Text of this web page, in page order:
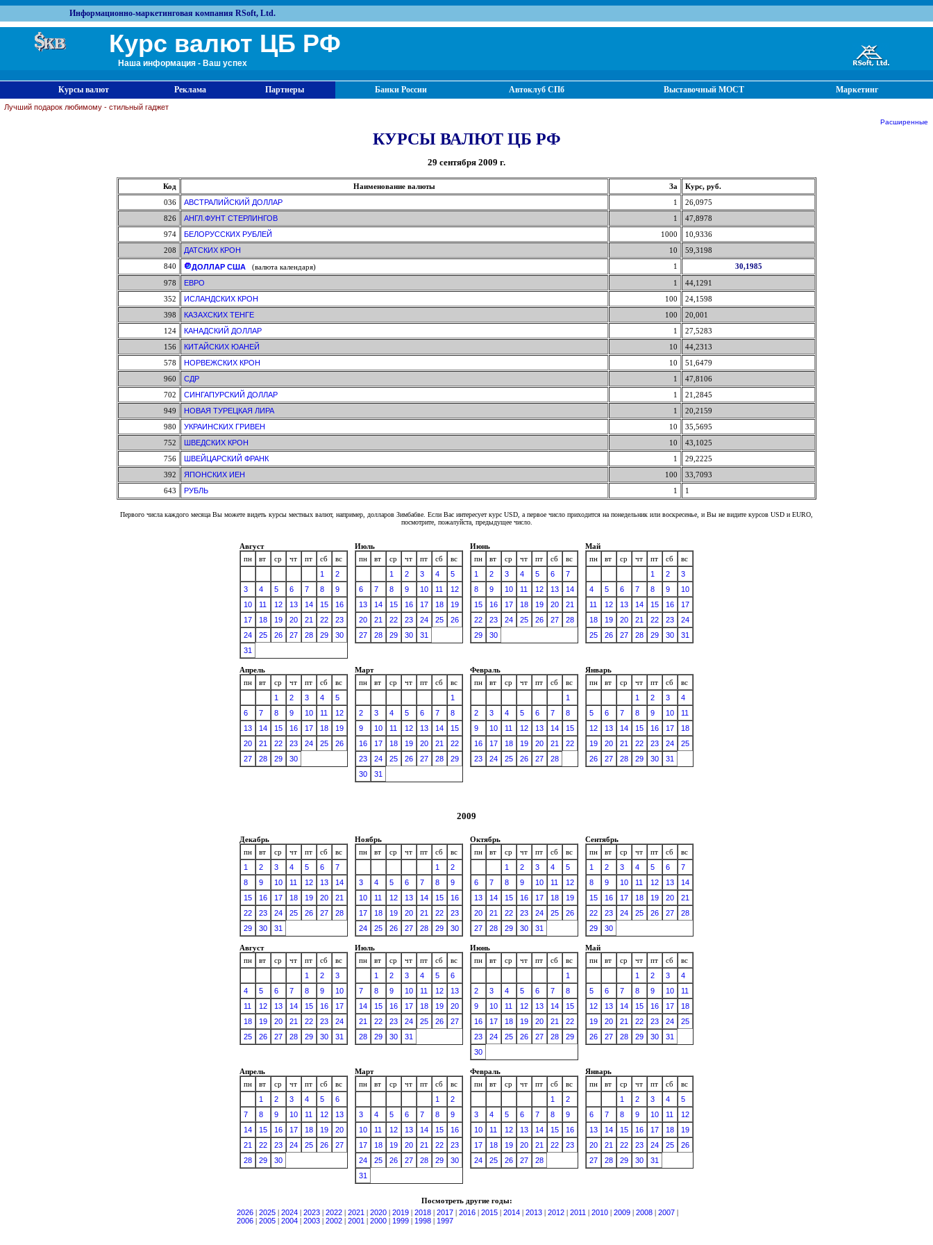
Информационно-маркетинговая компания RSoft, Ltd.
Курс валют ЦБ РФ
Наша информация - Ваш успех
Курсы валют Реклама Партнеры Банки России Автоклуб СПб Выставочный МОСТ Маркетинг
Лучший подарок любимому - стильный гаджет
Расширенные
КУРСЫ ВАЛЮТ ЦБ РФ
29 сентября 2009 г.
Код Наименование валюты За
Курс, руб.
036
АВСТРАЛИЙСКИЙ ДОЛЛАР 1
26,0975
826
АНГЛ.ФУНТ СТЕРЛИНГОВ 1
47,8978
974
БЕЛОРУССКИХ РУБЛЕЙ 1000
10,9336
208
ДАТСКИХ КРОН 10
59,3198
840
ДОЛЛАР США (валюта календаря) 1
30,1985
978
ЕВРО 1
44,1291
352
ИСЛАНДСКИХ КРОН 100
24,1598
398
КАЗАХСКИХ ТЕНГЕ 100
20,001
124
КАНАДСКИЙ ДОЛЛАР 1
27,5283
156
КИТАЙСКИХ ЮАНЕЙ 10
44,2313
578
НОРВЕЖСКИХ КРОН 10
51,6479
960
СДР 1
47,8106
702
СИНГАПУРСКИЙ ДОЛЛАР 1
21,2845
949
НОВАЯ ТУРЕЦКАЯ ЛИРА 1
20,2159
980
УКРАИНСКИХ ГРИВЕН 10
35,5695
752
ШВЕДСКИХ КРОН 10
43,1025
756
ШВЕЙЦАРСКИЙ ФРАНК 1
29,2225
392
ЯПОНСКИХ ИЕН 100
33,7093
643
РУБЛЬ 1 1
Первого числа каждого месяца Вы можете видеть курсы местных валют, например, долларов Зимбабве. Если Вас интересует курс USD, а первое число приходится на понедельник или воскресенье, и Вы не видите курсов USD и EURO,
посмотрите, пожалуйста, предыдущее число.
Август
пн
вт ср чт пт сб
вс
1
2
3
4 5 6 7 8
9
10
11 12 13 14 15
16
17
18 19 20 21 22
23
24
25 26 27 28 29
30
31
Июль
пн
вт ср чт пт сб
вс
1
2 3 4
5
6
7 8 9 10 11
12
13
14 15 16 17 18
19
20
21 22 23 24 25
26
27
28 29 30 31
Июнь
пн
вт ср чт пт сб
вс
1
2 3 4 5 6
7
8
9 10 11 12 13
14
15
16 17 18 19 20
21
22
23 24 25 26 27
28
29
30
Май
пн
вт ср чт пт сб
вс
1
2
3
4
5 6 7 8 9
10
11
12 13 14 15 16
17
18
19 20 21 22 23
24
25
26 27 28 29 30 31
Апрель
пн
вт ср чт пт сб
вс
1
2 3 4
5
6
7 8 9 10 11
12
13
14 15 16 17 18
19
20
21 22 23 24 25
26
27
28 29 30
Март
пн
вт ср чт пт сб
вс
1
2
3 4 5 6 7
8
9
10 11 12 13 14
15
16
17 18 19 20 21
22
23
24 25 26 27 28
29
30
31
Февраль
пн
вт ср чт пт сб
вс
1
2
3 4 5 6 7
8
9
10 11 12 13 14
15
16
17 18 19 20 21
22
23
24 25 26 27 28
Январь
пн
вт ср чт пт сб
вс
1
2 3
4
5
6 7 8 9 10
11
12
13 14 15 16 17
18
19
20 21 22 23 24
25
26
27 28 29 30 31
2009
Декабрь
пн
вт ср чт пт сб
вс
1
2 3 4 5 6
7
8
9 10 11 12 13
14
15
16 17 18 19 20
21
22
23 24 25 26 27
28
29
30 31
Ноябрь
пн
вт ср чт пт сб
вс
1
2
3
4 5 6 7 8
9
10
11 12 13 14 15
16
17
18 19 20 21 22
23
24
25 26 27 28 29 30
Октябрь
пн
вт ср чт пт сб
вс
1
2 3 4
5
6
7 8 9 10 11
12
13
14 15 16 17 18
19
20
21 22 23 24 25
26
27
28 29 30 31
Сентябрь
пн
вт ср чт пт сб
вс
1
2 3 4 5 6
7
8
9 10 11 12 13
14
15
16 17 18 19 20
21
22
23 24 25 26 27
28
29
30
Август
пн
вт ср чт пт сб
вс
1
2
3
4
5 6 7 8 9
10
11
12 13 14 15 16
17
18
19 20 21 22 23
24
25
26 27 28 29 30 31
Июль
пн
вт ср чт пт сб
вс
1
2 3 4 5
6
7
8 9 10 11 12
13
14
15 16 17 18 19
20
21
22 23 24 25 26
27
28
29 30 31
Июнь
пн
вт ср чт пт сб
вс
1
2
3 4 5 6 7
8
9
10 11 12 13 14
15
16
17 18 19 20 21
22
23
24 25 26 27 28
29
30
Май
пн
вт ср чт пт сб
вс
1
2 3
4
5
6 7 8 9 10
11
12
13 14 15 16 17
18
19
20 21 22 23 24
25
26
27 28 29 30 31
Апрель
пн
вт ср чт пт сб
вс
1
2 3 4 5
6
7
8 9 10 11 12
13
14
15 16 17 18 19
20
21
22 23 24 25 26
27
28
29 30
Март
пн
вт ср чт пт сб
вс
1
2
3
4 5 6 7 8
9
10
11 12 13 14 15
16
17
18 19 20 21 22
23
24
25 26 27 28 29
30
31
Февраль
пн
вт ср чт пт сб
вс
1
2
3
4 5 6 7 8
9
10
11 12 13 14 15
16
17
18 19 20 21 22
23
24
25 26 27 28
Январь
пн
вт ср чт пт сб
вс
1
2 3 4
5
6
7 8 9 10 11
12
13
14 15 16 17 18
19
20
21 22 23 24 25
26
27
28 29 30 31
Посмотреть другие годы:
2026
2025 2024 2023 2022 2021 2020 2019 2018 2017 2016 2015 2014 2013 2012 2011 2010 2009 2008 2007
2006
2005 2004 2003 2002 2001 2000 1999 1998 1997